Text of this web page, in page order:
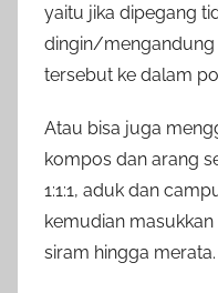
yaitu jika dipegang
dingin/mengandung
tersebut ke dalam
Atau bisa juga
kompos dan arang
1:1:1, aduk dan
kemudian
siram hingga merata.